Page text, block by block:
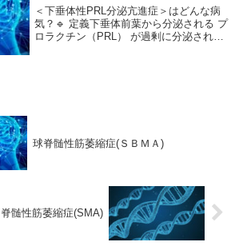
＜下垂体性PRL分泌亢進症＞はどんな病
気？🔹 定義下垂体前葉から分泌される プ
ロラクチン（PRL） が過剰に分泌される
球脊髄性筋萎縮症(ＳＢＭＡ)
脊髄性筋萎縮症(SMA)